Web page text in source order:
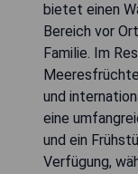
bietet einen
Bereich vor
Familie. Im
und
eine
und ein
Verfügung,